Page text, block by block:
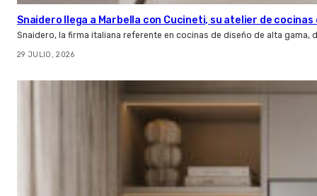
Snaidero llega a Marbella con Cucineti, su atelier de cocinas
Snaidero, la firma italiana referente en cocinas de diseño de alta gama,
29 JULIO, 2026